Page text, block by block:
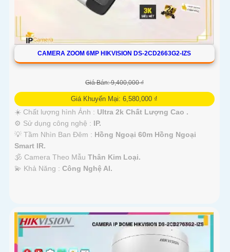
CAMERA ZOOM 6MP HIKVISION DS-2CD2663G2-IZS
Giá Bán: 9,400,000 ₫
Giá Khuyến Mại: 6,580,000 ₫
☀️ Chất lượng hình Ảnh : Ultra 2k Chất Lượng Cao .
⚙ Sử dụng công nghệ : IP.
💡 Tầm Nhìn Ban Đêm : Hồng Ngoại 60m Hồng Ngoại
Smart IR.
🕉️ Camera Theo Mẫu Thân Kim Loại.
️💫 Khả Năng : Công Nghệ AI.